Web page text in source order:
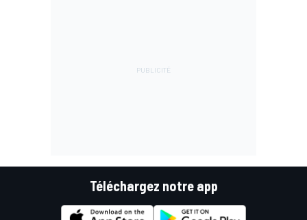
Téléchargez notre app